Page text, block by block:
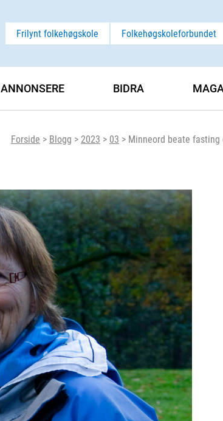
Frilynt folkehøgskole Folkehøgskoleforbundet
Forside > Blogg > 2023 > 03 > Minneord beate fasting
ANNONSERE BIDRA